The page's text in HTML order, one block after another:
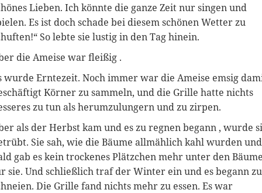
Lieben. Ich könnte die ganze Zeit nur singen und
Es ist doch schade bei diesem schönen Wetter zu
So lebte sie lustig in den Tag hinein.
die Ameise war fleißig .
wurde Erntezeit. Noch immer war die Ameise emsig
Körner zu sammeln, und die Grille hatte nichts
zu tun als herumzulungern und zu zirpen.
als der Herbst kam und es zu regnen begann , wurde
Sie sah, wie die Bäume allmählich kahl wurden und
gab es kein trockenes Plätzchen mehr unter den
sie. Und schließlich traf der Winter ein und es begann zu
Die Grille fand nichts mehr zu essen. Es war